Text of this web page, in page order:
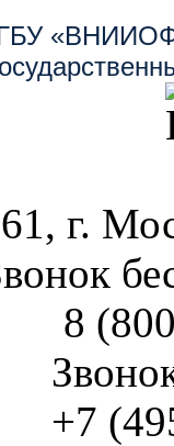
г.
8
+7